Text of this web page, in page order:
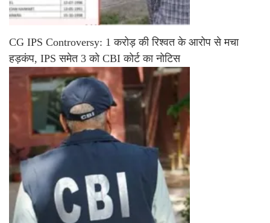
CG IPS Controversy: 1 करोड़ की रिश्वत के आरोप से मचा
हड़कंप, IPS समेत 3 को CBI कोर्ट का नोटिस